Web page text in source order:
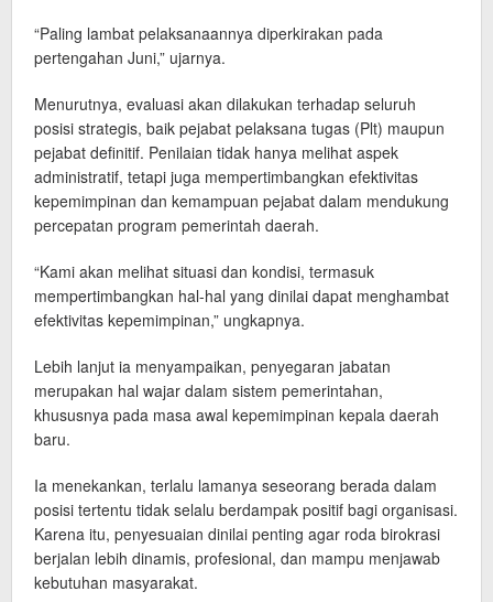
“Paling lambat pelaksanaannya diperkirakan pada
pertengahan Juni,” ujarnya.
Menurutnya, evaluasi akan dilakukan terhadap seluruh
posisi strategis, baik pejabat pelaksana tugas (Plt) maupun
pejabat definitif. Penilaian tidak hanya melihat aspek
administratif, tetapi juga mempertimbangkan efektivitas
kepemimpinan dan kemampuan pejabat dalam mendukung
percepatan program pemerintah daerah.
“Kami akan melihat situasi dan kondisi, termasuk
mempertimbangkan hal-hal yang dinilai dapat menghambat
efektivitas kepemimpinan,” ungkapnya.
Lebih lanjut ia menyampaikan, penyegaran jabatan
merupakan hal wajar dalam sistem pemerintahan,
khususnya pada masa awal kepemimpinan kepala daerah
baru.
Ia menekankan, terlalu lamanya seseorang berada dalam
posisi tertentu tidak selalu berdampak positif bagi organisasi.
Karena itu, penyesuaian dinilai penting agar roda birokrasi
berjalan lebih dinamis, profesional, dan mampu menjawab
kebutuhan masyarakat.